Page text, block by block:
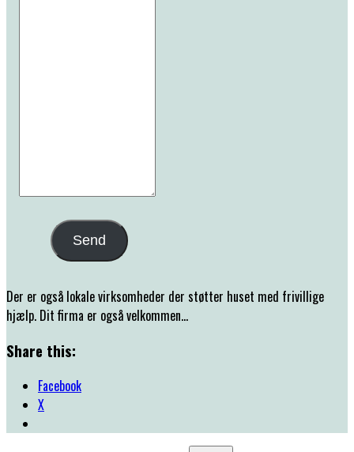
Send
Der er også lokale virksomheder der støtter huset med frivillige
hjælp. Dit firma er også velkommen…
Share this:
Facebook
X